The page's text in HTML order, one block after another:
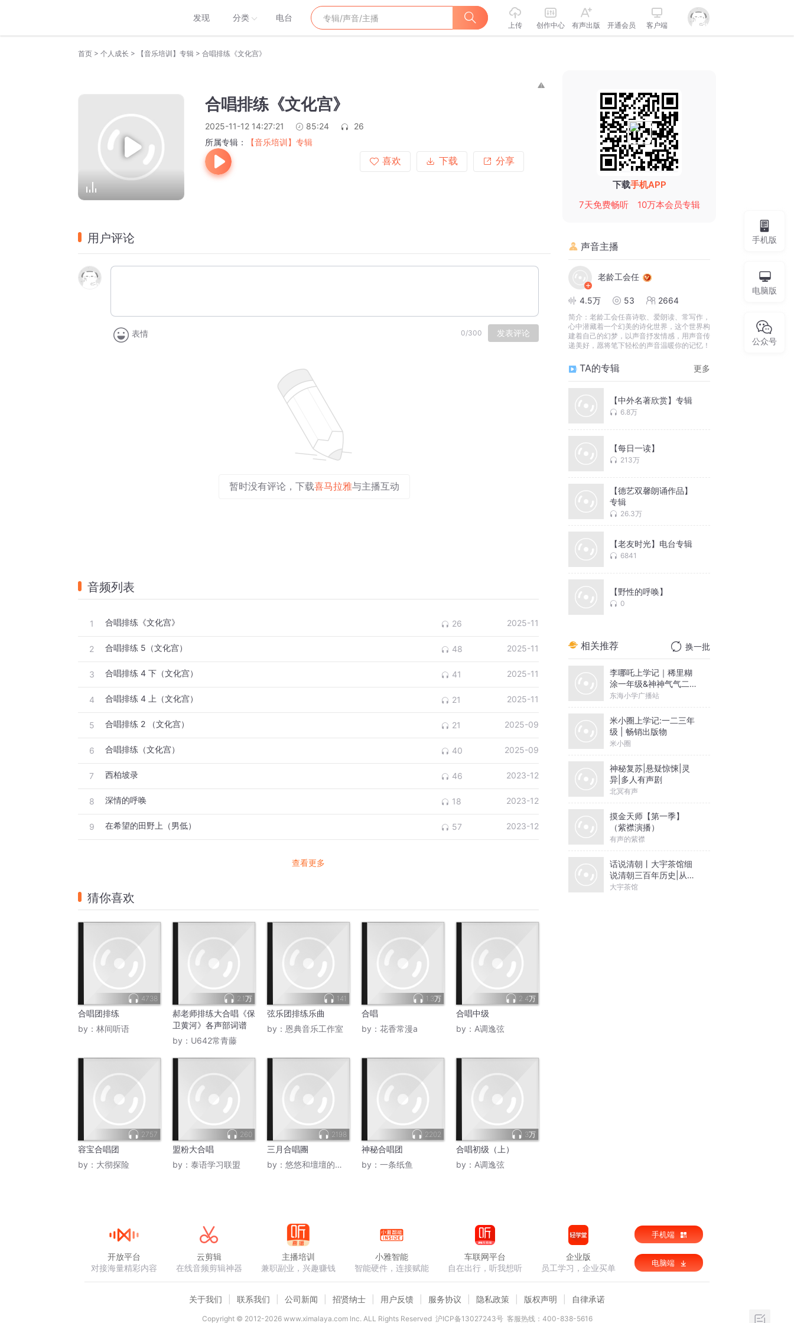
发现 分类 电台
上传 创作中心 有声出版 开通会员 客户端
首页 > 个人成长 > 【音乐培训】专辑 > 合唱排练《文化宫》
合唱排练《文化宫》
2025-11-12 14:27:21 85:24
26
所属专辑：
【音乐培训】专辑
喜欢
下载 分享
用户评论
表情 0/300 发表评论
暂时没有评论，下载喜马拉雅与主播互动
音频列表
1 合唱排练《文化宫》 26 2025-11
2 合唱排练 5（文化宫） 48 2025-11
3 合唱排练 4 下（文化宫） 41 2025-11
4 合唱排练 4 上（文化宫） 21 2025-11
5 合唱排练 2 （文化宫） 21 2025-09
6 合唱排练（文化宫） 40 2025-09
7 西柏坡录 46 2023-12
8 深情的呼唤 18 2023-12
9 在希望的田野上（男低） 57 2023-12
查看更多
猜你喜欢
4738
合唱团排练
by： 林间听语
2.1万
郝老师排练大合唱《保
卫黄河》各声部词谱
by： U642常青藤
141
弦乐团排练乐曲
by： 恩典音乐工作室
1.3万
合唱
by： 花香常漫a
2.4万
合唱中级
by： A调逸弦
2757
容宝合唱团
by： 大彻探险
260
盟粉大合唱
by： 泰语学习联盟
2198
三月合唱團
by： 悠悠和壇壇的爸爸
2202
神秘合唱团
by： 一条纸鱼
3万
合唱初级（上）
by： A调逸弦
下载手机APP
7天免费畅听
10万本会员专辑
声音主播
老龄工会任
4.5万 53 2664
简介： 老龄工会任喜诗歌、爱朗读、常写作，
心中潜藏着一个幻美的诗化世界，这个世界构
建着自己的幻梦，以声音抒发情感，用声音传
递美好，愿将笔下轻松的声音温暖你的记忆！
TA的专辑 更多
【中外名著欣赏】专辑
6.8万
【每日一读】
213万
【德艺双馨朗诵作品】
专辑
26.3万
【老友时光】电台专辑
6841
【野性的呼唤】
0
相关推荐 换一批
李哪吒上学记｜稀里糊
涂一年级&神神气气二年
级
东海小学广播站
米小圈上学记:一二三年
级 | 畅销出版物
米小圈
神秘复苏|悬疑惊悚|灵
异|多人有声剧
北冥有声
摸金天师【第一季】
（紫襟演播）
有声的紫襟
话说清朝丨大宇茶馆细
说清朝三百年历史|从努
尔哈赤到末代皇帝溥仪|
大宇茶馆
手机版
电脑版
公众号
开放平台
对接海量精彩内容
云剪辑
在线音频剪辑神器
主播培训
兼职副业，兴趣赚钱
小雅智能
智能硬件，连接赋能
车联网平台
自在出行，听我想听
企业版
员工学习，企业买单
手机端
电脑端
关于我们 联系我们 公司新闻 招贤纳士 用户反馈 服务协议 隐私政策 版权声明 自律承诺
Copyright © 2012-2026www.ximalaya.com lnc. ALL Rights Reserved 沪ICP备13027243号 客服热线：400-838-5616